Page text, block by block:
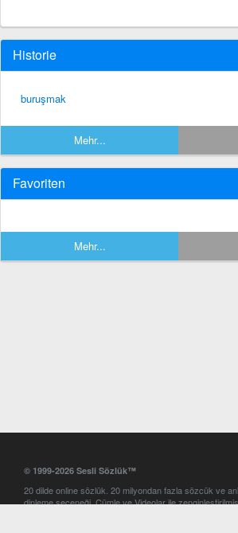
Historie
buruşmak
Mehr...
Favoriten
Mehr...
© 1999-2026 Sesli Sözlük™
20 dilde online sözlük. 20 milyondan fazla sözcük ve
dinleme seçeneği. Cümle ve Videolar ile